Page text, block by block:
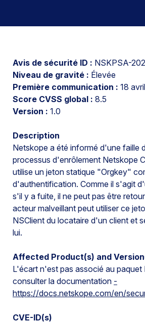
Avis de sécurité ID : NSKPSA-
Niveau de gravité : Élevée
Première communication : 18
Score CVSS global : 8.5
Version : 1.0
Description
Netskope a été informé d'une faille
processus d'enrôlement Netskope
utilise un jeton statique "Orgkey"
d'authentification. Comme il s'agit
s'il y a fuite, il ne peut pas être
acteur malveillant peut utiliser ce
NSClient du locataire d'un client et
lui.
Affected Product(s) and
L'écart n'est pas associé au paquet
consulter la documentation -
https://docs.netskope.com/en/
CVE-ID(s)